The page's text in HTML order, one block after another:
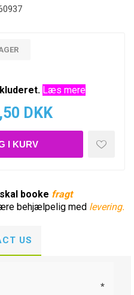
Læs mere
DKK
booke fragt
behjælpelig med levering.
US
*